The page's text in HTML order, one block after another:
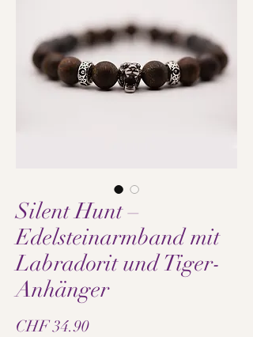
Silent Hunt –
Edelsteinarmband mit
Labradorit und Tiger-
Anhänger
CHF 34.90Preis